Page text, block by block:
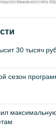
30 тысяч
сезон